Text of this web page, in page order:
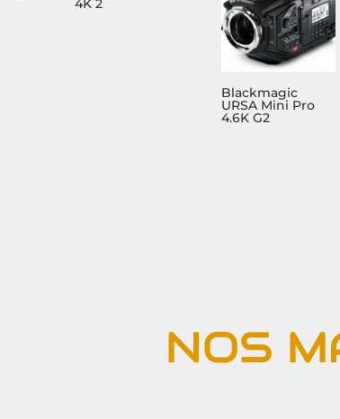
4K 2
Blackmagic
URSA Mini Pro
4.6K G2
NOS